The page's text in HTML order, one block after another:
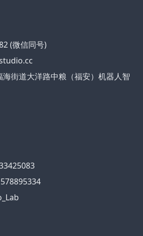
(微信同号)
街道大洋路中粮（福安）机器人智